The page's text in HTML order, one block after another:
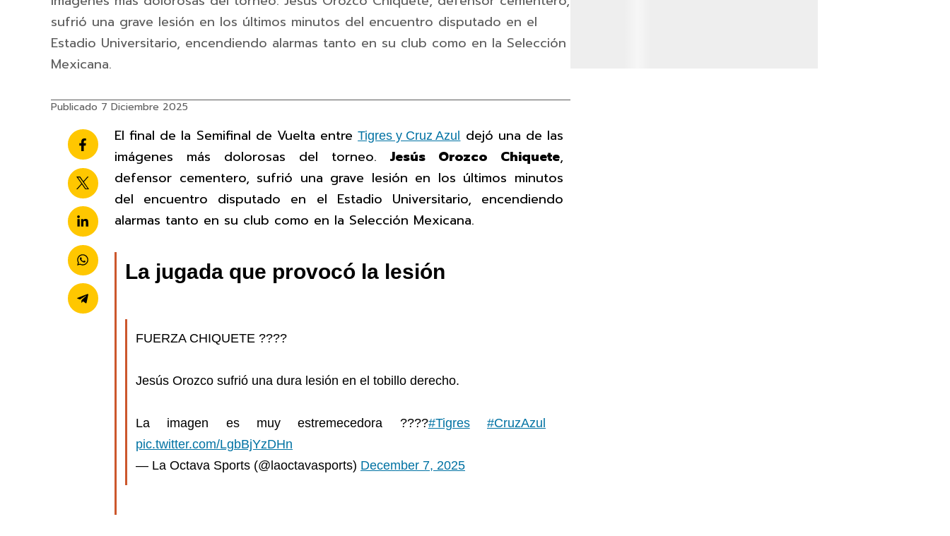
sufrió una grave lesión en los últimos minutos del encuentro disputado en el
Estadio Universitario, encendiendo alarmas tanto en su club como en la Selección
Mexicana.
Publicado 7 Diciembre 2025
El final de la Semifinal de Vuelta entreTigres y Cruz Azul dejó una de las
imágenes más dolorosas del torneo. Jesús Orozco Chiquete,
defensor cementero, sufrió una grave lesión en los últimos minutos
del encuentro disputado en el Estadio Universitario, encendiendo
alarmas tanto en su club como en la Selección Mexicana.
La jugada que provocó la lesión
FUERZA CHIQUETE ????
Jesús Orozco sufrió una dura lesión en el tobillo derecho.
La imagen es muy estremecedora ????#Tigres
#CruzAzul
pic.twitter.com/LgbBjYzDHn
— La Octava Sports (@laoctavasports) December 7, 2025